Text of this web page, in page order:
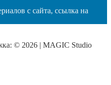
с сайта, ссылка на
© 2026 | MAGIC Studio